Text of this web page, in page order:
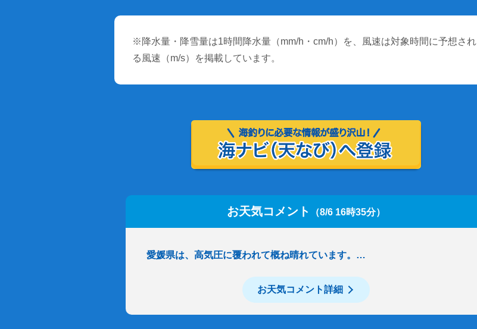
※降水量・降雪量は1時間降水量（mm/h・cm/h）を、風速は対象時間に予想され
る風速（m/s）を掲載しています。
お天気コメント （8/6 16時35分）
愛媛県は、高気圧に覆われて概ね晴れています。…
お天気コメント詳細